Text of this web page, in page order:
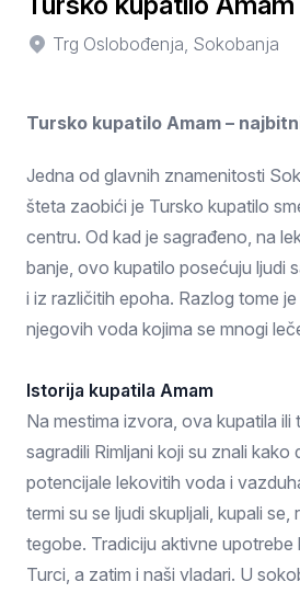
Trg Oslobođenja, Sokobanja
Tursko kupatilo Amam –
Jedna od glavnih znamenitosti
šteta zaobići je Tursko kupatilo
centru. Od kad je sagrađeno, na
banje, ovo kupatilo posećuju ljudi
i iz različitih epoha. Razlog tome
njegovih voda kojima se mnogi
Istorija kupatila Amam
Na mestima izvora, ova kupatila ili
sagradili Rimljani koji su znali kako
potencijale lekovitih voda i
termi su se ljudi skupljali, kupali se,
tegobe. Tradiciju aktivne upotrebe
Turci, a zatim i naši vladari. U